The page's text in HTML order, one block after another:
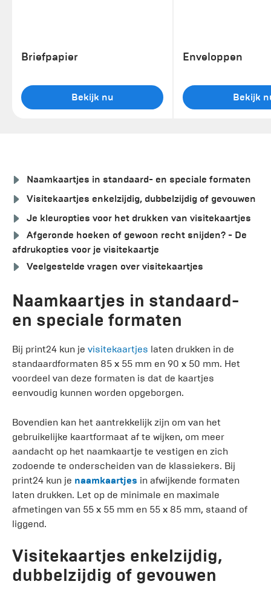
Briefpapier
Bekijk nu
Enveloppen
Bekijk
Naamkaartjes in standaard- en speciale formaten
Visitekaartjes enkelzijdig, dubbelzijdig of gevouwen
Je kleuropties voor het drukken van visitekaartjes
Afgeronde hoeken of gewoon recht snijden? - De
afdrukopties voor je visitekaartje
Veelgestelde vragen over visitekaartjes
Naamkaartjes in standaard-
en speciale formaten
Bij print24 kun je visitekaartjes laten drukken in de
standaardformaten 85 x 55 mm en 90 x 50 mm. Het
voordeel van deze formaten is dat de kaartjes
eenvoudig kunnen worden opgeborgen.
Bovendien kan het aantrekkelijk zijn om van het
gebruikelijke kaartformaat af te wijken, om meer
aandacht op het naamkaartje te vestigen en zich
zodoende te onderscheiden van de klassiekers. Bij
print24 kun je naamkaartjes in afwijkende formaten
laten drukken. Let op de minimale en maximale
afmetingen van 55 x 55 mm en 55 x 85 mm, staand of
liggend.
Visitekaartjes enkelzijdig,
dubbelzijdig of gevouwen